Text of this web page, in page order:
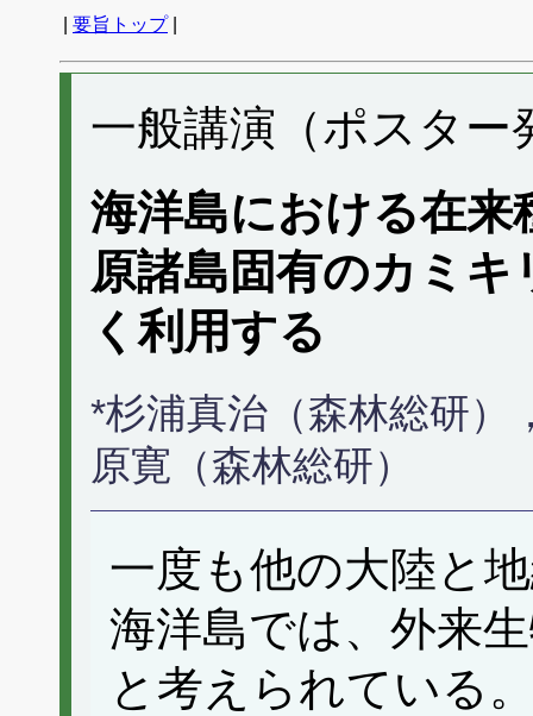
要旨トップ|
一般講演（ポスター
海洋島における在来
原諸島固有のカミ
く利用する
*杉浦真治（森林総研）
原寛（森林総研）
一度も他の大陸と
海洋島では、外来
と考えられている